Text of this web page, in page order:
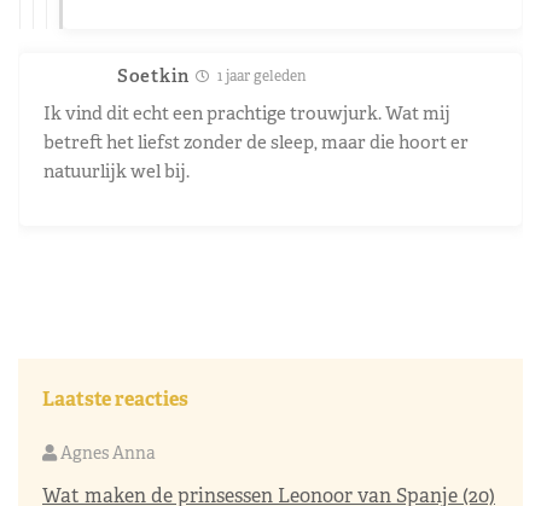
Soetkin 1 jaar geleden
Ik vind dit echt een prachtige trouwjurk. Wat mij
betreft het liefst zonder de sleep, maar die hoort er
natuurlijk wel bij.
Laatste reacties
Agnes Anna
Wat maken de prinsessen Leonoor van Spanje (20)